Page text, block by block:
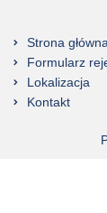
Strona
Formularz
Lokalizacja
Kontakt